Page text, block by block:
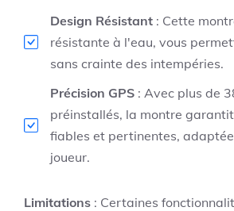
Design Résistant : Cette
résistante à l'eau, vous
sans crainte des intempéries.
Précision GPS : Avec plus de
préinstallés, la montre
fiables et pertinentes,
joueur.
Limitations : Certaines